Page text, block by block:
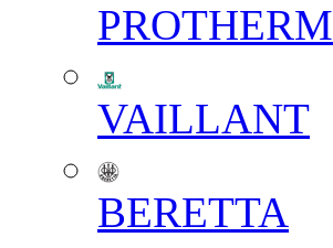
PROTHERM
VAILLANT
BERETTA